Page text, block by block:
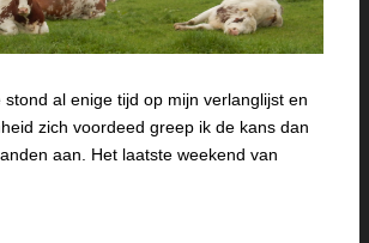
stond al enige tijd op mijn verlanglijst en
zich voordeed greep ik de kans dan
aan. Het laatste weekend van